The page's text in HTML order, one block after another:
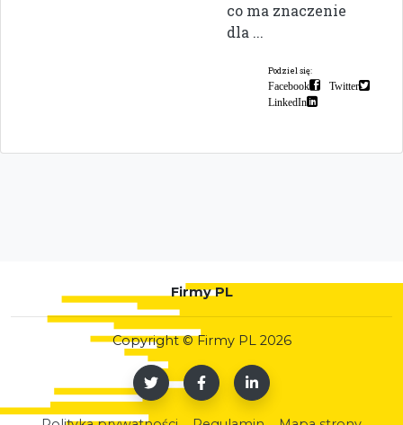
co ma znaczenie
dla ...
Podziel się:
Facebook
Twitter
LinkedIn
Firmy PL
Copyright © Firmy PL 2026